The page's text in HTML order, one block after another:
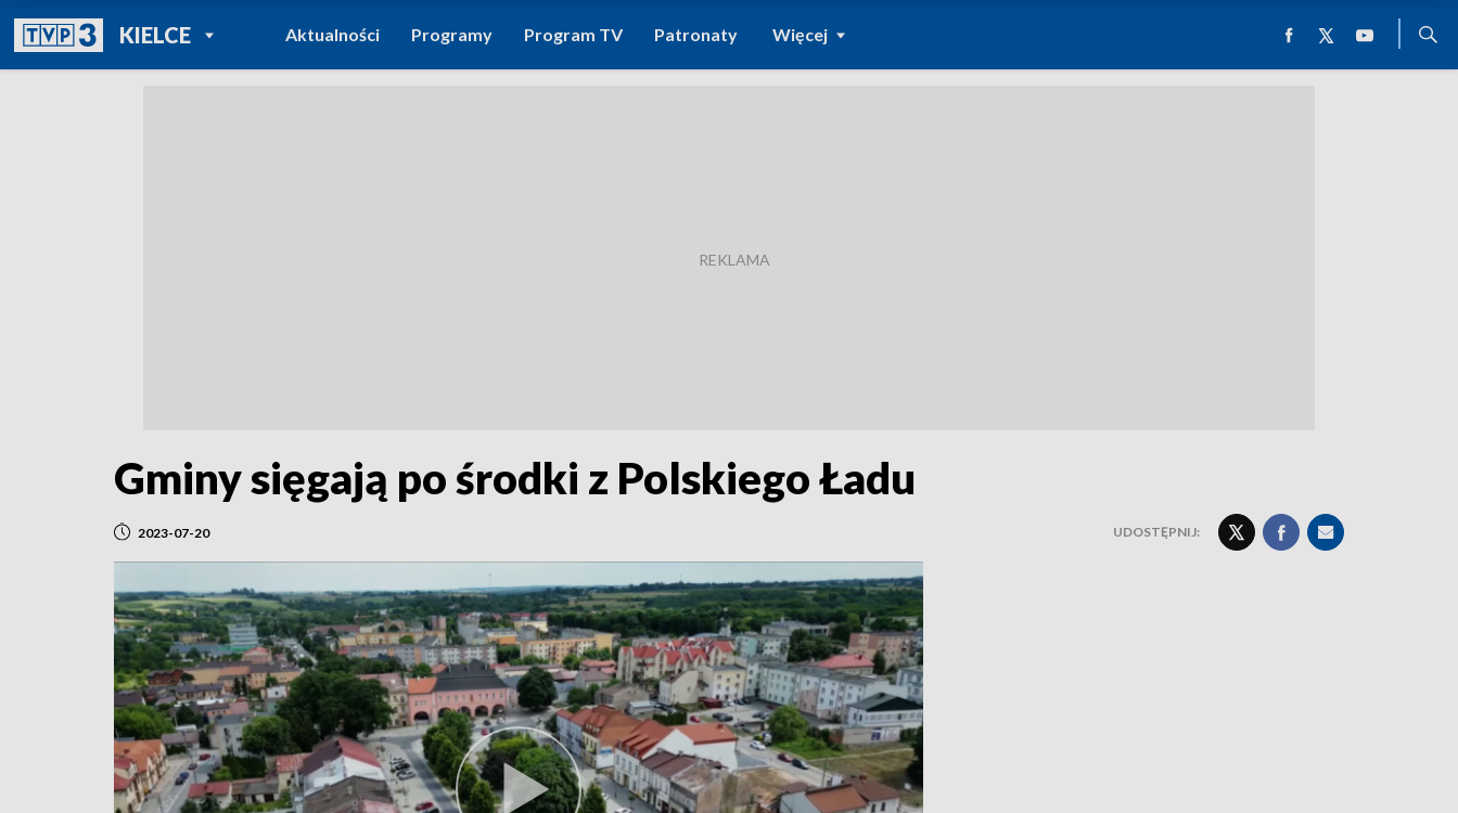
KIELCEPOWRÓT DO
TVP REGIONY
Aktualności Programy Program TV Patronaty Więcej
Gminy sięgają po środki z Polskiego Ładu
2023-07-20 UDOSTĘPNIJ: